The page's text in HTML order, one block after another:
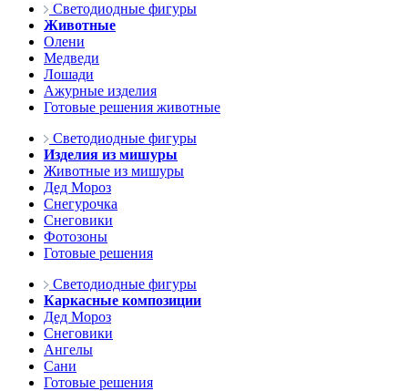
Светодиодные фигуры
Животные
Олени
Медведи
Лошади
Ажурные изделия
Готовые решения животные
Светодиодные фигуры
Изделия из мишуры
Животные из мишуры
Дед Мороз
Снегурочка
Снеговики
Фотозоны
Готовые решения
Светодиодные фигуры
Каркасные композиции
Дед Мороз
Снеговики
Ангелы
Сани
Готовые решения